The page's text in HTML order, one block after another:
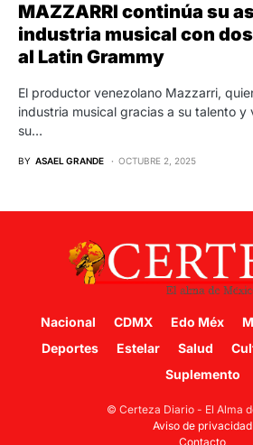
MAZZARRI continúa su
industria musical con
al Latin Grammy
El productor venezolano Mazzarri,
industria musical gracias a su talento y
su…
BY ASAEL GRANDE OCTUBRE 2, 2025
Nacional CDMX Edo Méx
Deportes
Estelar Salud
Suplemento
© Certeza Diario - El Alma
Aviso de privacidad
Contacto